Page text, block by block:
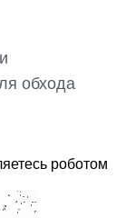
обхода
роботом